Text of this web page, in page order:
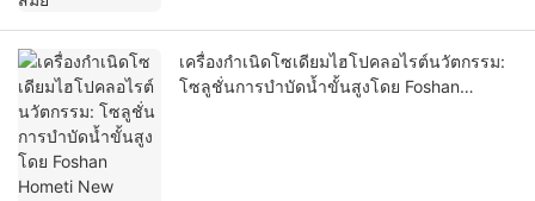
เครื่องกำเนิดโซเดียมไฮโปคลอไรต์นวัตกรรม:
โซลูชั่นการบำบัดน้ำขั้นสูงโดย Foshan